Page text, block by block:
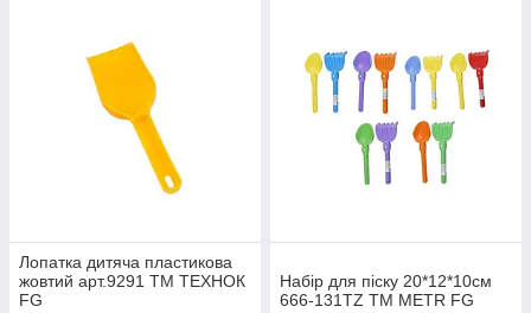
Лопатка дитяча пластикова
жовтий арт.9291 ТМ ТЕХНОК
FG
Набір для піску 20*12*10см
666-131TZ ТМ METR FG